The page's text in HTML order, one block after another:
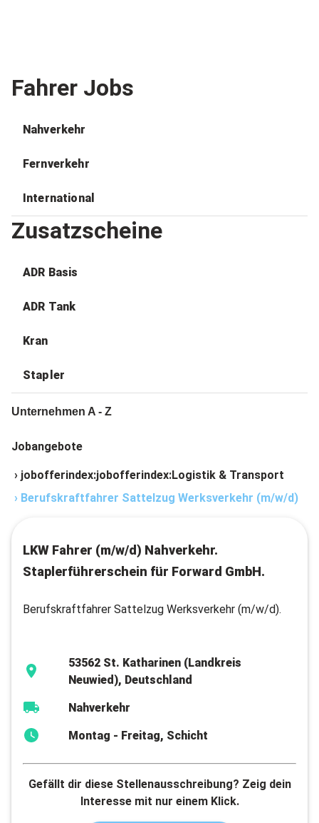
Fahrer Jobs
Nahverkehr
Fernverkehr
International
Zusatzscheine
ADR Basis
ADR Tank
Kran
Stapler
Unternehmen A - Z
Jobangebote
› jobofferindex:jobofferindex:Logistik & Transport
› Berufskraftfahrer Sattelzug Werksverkehr (m/w/d)
LKW Fahrer (m/w/d) Nahverkehr.
Staplerführerschein für Forward GmbH.
Berufskraftfahrer Sattelzug Werksverkehr (m/w/d).
53562 St. Katharinen (Landkreis
Neuwied), Deutschland
Nahverkehr
Montag - Freitag, Schicht
Gefällt dir diese Stellenausschreibung? Zeig dein
Interesse mit nur einem Klick.